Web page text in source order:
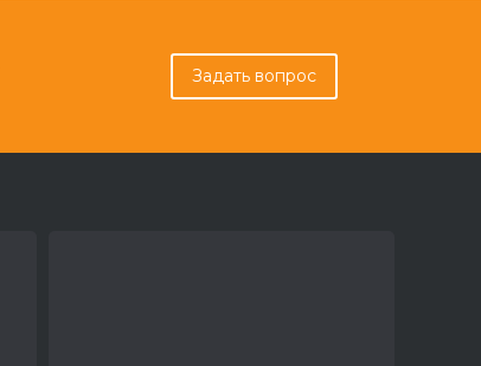
Задать вопрос